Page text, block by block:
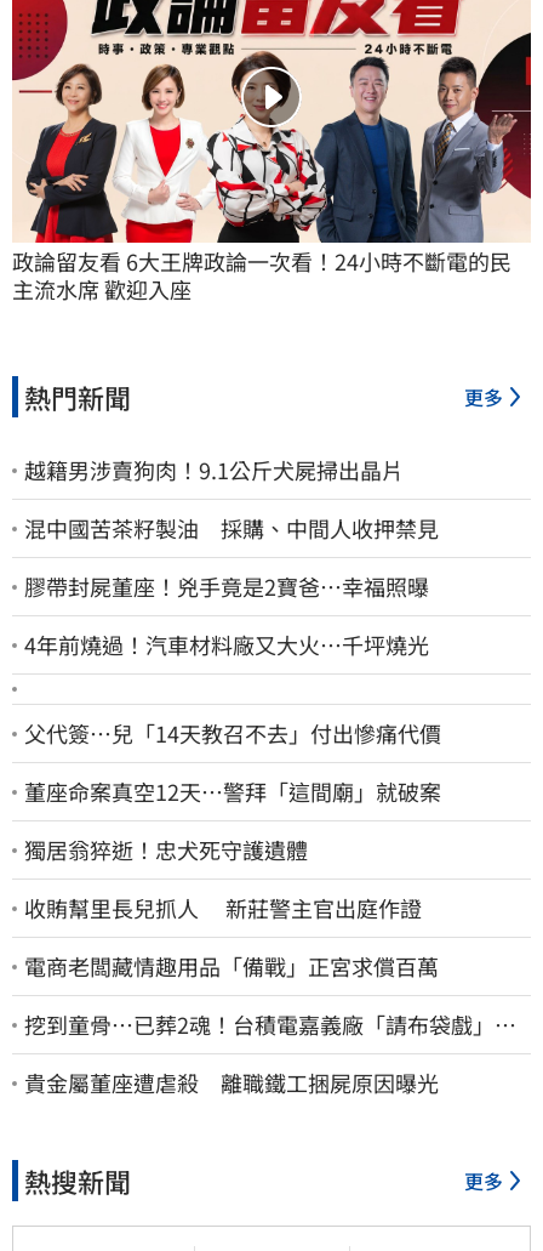
政論留友看 6大王牌政論一次看！24小時不斷電的民
主流水席 歡迎入座
熱門新聞 更多
越籍男涉賣狗肉！9.1公斤犬屍掃出晶片
混中國苦茶籽製油 採購、中間人收押禁見
膠帶封屍董座！兇手竟是2寶爸…幸福照曝
4年前燒過！汽車材料廠又大火…千坪燒光
父代簽…兒「14天教召不去」付出慘痛代價
董座命案真空12天…警拜「這間廟」就破案
獨居翁猝逝！忠犬死守護遺體
收賄幫里長兒抓人 新莊警主官出庭作證
電商老闆藏情趣用品「備戰」正宮求償百萬
挖到童骨…已葬2魂！台積電嘉義廠「請布袋戲」原
因曝
貴金屬董座遭虐殺 離職鐵工捆屍原因曝光
熱搜新聞 更多